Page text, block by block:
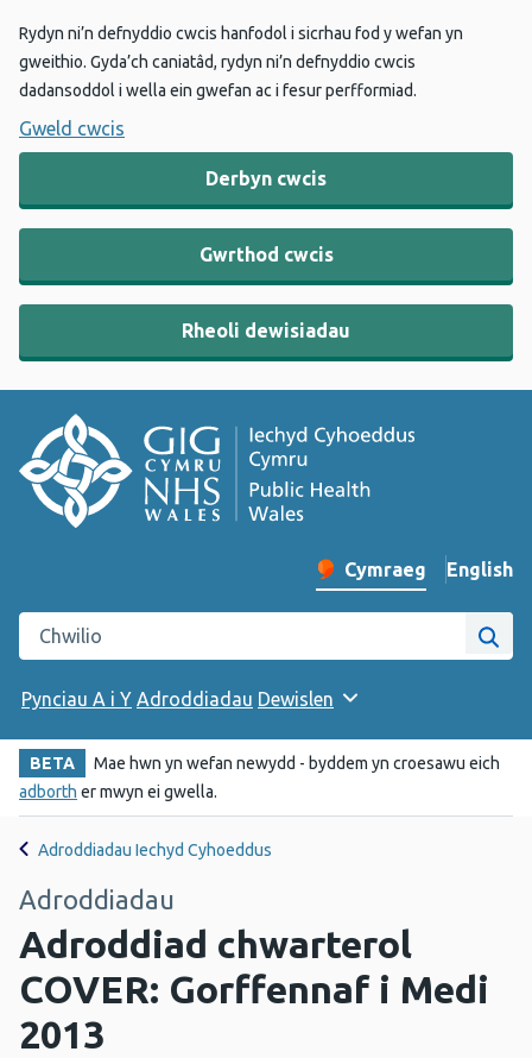
Rydyn ni’n defnyddio cwcis hanfodol i sicrhau fod y wefan yn
gweithio. Gyda’ch caniatâd, rydyn ni’n defnyddio cwcis
dadansoddol i wella ein gwefan ac i fesur perfformiad.
Gweld cwcis
Derbyn cwcis
Gwrthod cwcis
Rheoli dewisiadau
Newid iaith y wefan
Cymraeg English
–
Chwilio gwefan Iechyd Cyhoeddus Cymru
Pynciau A i Y Adroddiadau Dewislen
BETA
Mae hwn yn wefan newydd - byddem yn croesawu eich
adborth er mwyn ei gwella.
Adroddiadau Iechyd Cyhoeddus
Adroddiadau
Adroddiad chwarterol
COVER: Gorffennaf i Medi
2013